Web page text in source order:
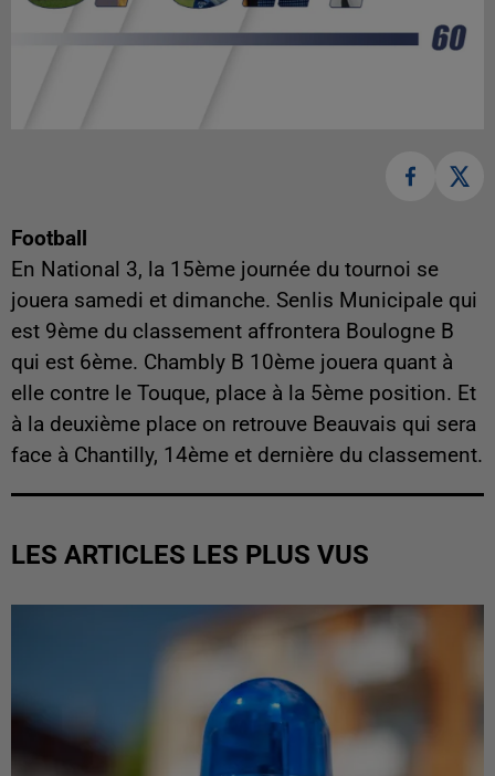
Football
En National 3, la 15ème journée du tournoi se
jouera samedi et dimanche. Senlis Municipale qui
est 9ème du classement affrontera Boulogne B
qui est 6ème. Chambly B 10ème jouera quant à
elle contre le Touque, place à la 5ème position. Et
à la deuxième place on retrouve Beauvais qui sera
face à Chantilly, 14ème et dernière du classement.
LES ARTICLES LES PLUS VUS